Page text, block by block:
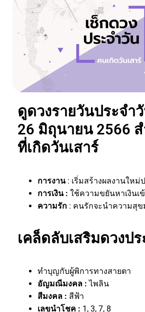
ดูดวงรายวันประจำ
26 มิถุนายน 2566
ที่เกิดวันเสาร์
การงาน : เริ่มสร้างผลงานใหม่
การเงิน : ใช้ความขยันหาเงินเ
ความรัก : คนรักจะนำความสุ
เคล็ดลับเสริมดวงป
ทำบุญกับผู้พิการทางสายตา
อัญมณีมงคล :ไพลิน
สีมงคล : สีฟ้า
เลขนำโชค : 1, 3, 7, 8